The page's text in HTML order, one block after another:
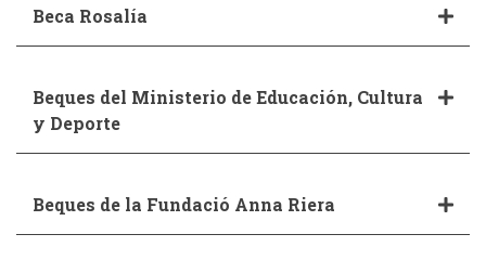
Beca Rosalía
Beques del Ministerio de Educación, Cultura
y Deporte
Beques de la Fundació Anna Riera